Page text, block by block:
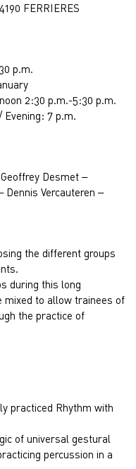
FERRIERES
p.m.
2:30 p.m.-5:30 p.m.
7 p.m.
Desmet –
Dennis Vercauteren –
the different groups
during this long
mixed to allow trainees of
the practice of
practiced Rhythm with
of universal gestural
percussion in a